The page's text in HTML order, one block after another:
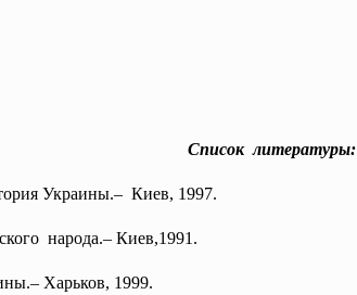
Список литературы:
Украины.– Киев, 1997.
народа.– Киев,1991.
Харьков, 1999.